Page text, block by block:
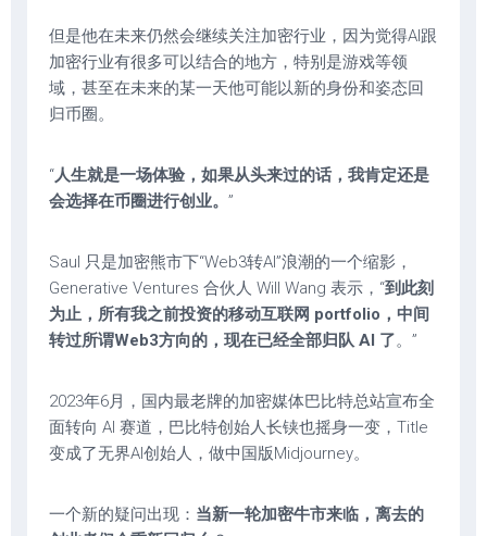
但是他在未来仍然会继续关注加密行业，因为觉得AI跟
加密行业有很多可以结合的地方，特别是游戏等领
域，甚至在未来的某一天他可能以新的身份和姿态回
归币圈。
“人生就是一场体验，如果从头来过的话，我肯定还是
会选择在币圈进行创业。 ”
Saul 只是加密熊市下“Web3转AI”浪潮的一个缩影，
Generative Ventures 合伙人 Will Wang 表示，“到此刻
为止，所有我之前投资的移动互联网 portfolio，中间
转过所谓Web3方向的，现在已经全部归队 AI 了。”
2023年6月，国内最老牌的加密媒体巴比特总站宣布全
面转向 AI 赛道，巴比特创始人长铗也摇身一变，Title
变成了无界AI创始人，做中国版Midjourney。
一个新的疑问出现： 当新一轮加密牛市来临，离去的